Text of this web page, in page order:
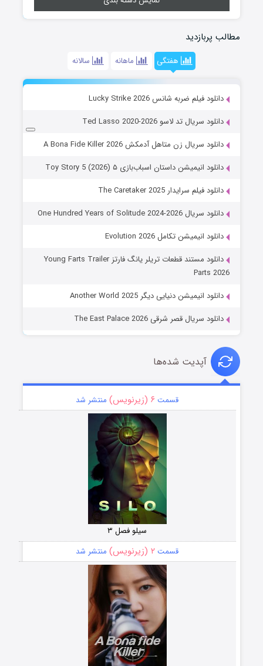
مطالب پربازدید
هفتگی ماهانه سالانه
دانلود فیلم ضربه شانس Lucky Strike 2026
دانلود سریال تد لاسو Ted Lasso 2020-2026
دانلود سریال زن متاهل آدمکش A Bona Fide Killer 2026
دانلود انیمیشن داستان اسباب‌بازی ۵ Toy Story 5 (2026)
دانلود فیلم سرایدار The Caretaker 2025
دانلود سریال One Hundred Years of Solitude 2024-2026
دانلود انیمیشن تکامل Evolution 2026
دانلود مستند قطعات تریلر یانگ فارتز Young Farts Trailer
Parts 2026
دانلود انیمیشن دنیایی دیگر Another World 2025
دانلود سریال قصر شرقی The East Palace 2026
آپدیت شده‌ها
قسمت ۶ (زیرنویس) منتشر شد
سیلو فصل ۳
قسمت ۲ (زیرنویس) منتشر شد